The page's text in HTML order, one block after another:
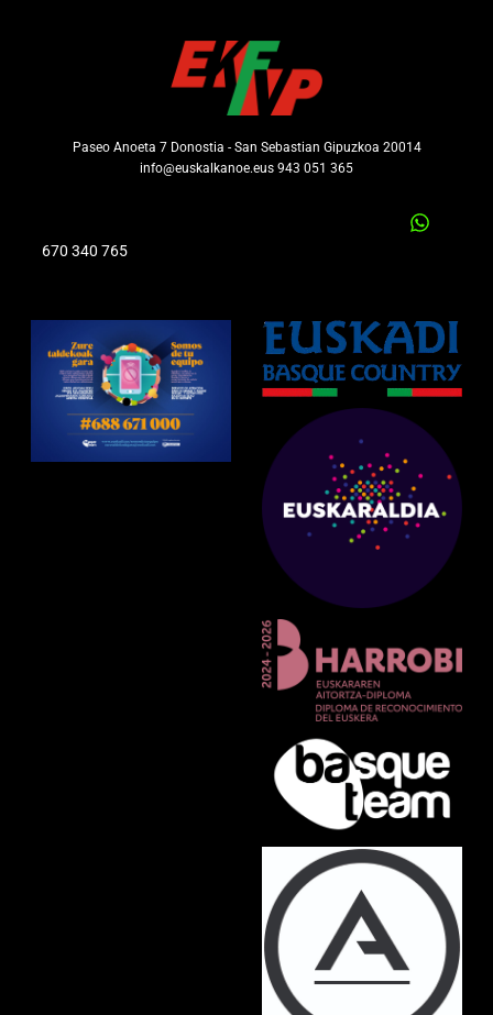
Paseo Anoeta 7 Donostia - San Sebastian Gipuzkoa 20014
info@euskalkanoe.eus 943 051 365
670 340 765